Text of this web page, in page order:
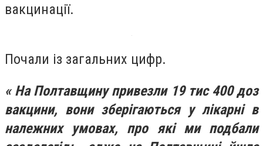
вакцинації.
Почали із загальних цифр.
« На Полтавщину привезли 19 тис 400 доз
вакцини, вони зберігаються у лікарні в
належних умовах, про які ми подбали